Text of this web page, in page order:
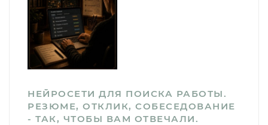
НЕЙРОСЕТИ ДЛЯ ПОИСКА РАБОТЫ.
РЕЗЮМЕ, ОТКЛИК, СОБЕСЕДОВАНИЕ
- ТАК, ЧТОБЫ ВАМ ОТВЕЧАЛИ.